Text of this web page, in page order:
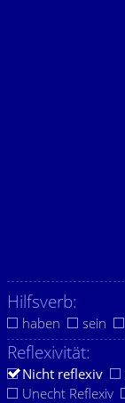
Hilfsverb:
haben sein
Reflexivität:
Nicht reflexiv
Unecht Reflexiv